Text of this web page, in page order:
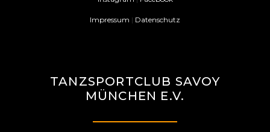
Impressum | Datenschutz
TANZSPORTCLUB SAVOY
MÜNCHEN E.V.